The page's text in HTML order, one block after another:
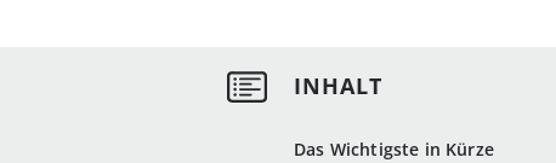
Das Wichtigste in Kürze